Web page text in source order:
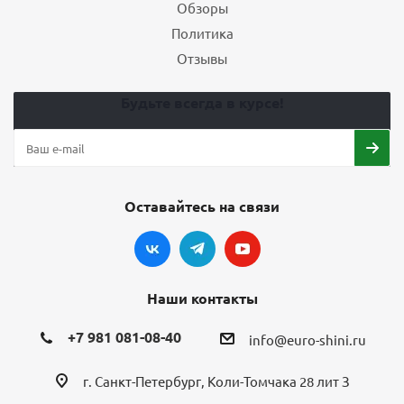
Обзоры
Политика
Отзывы
Оставайтесь на связи
Наши контакты
+7 981 081-08-40 info@euro-shini.ru
г. Санкт-Петербург, Коли-Томчака 28 лит З